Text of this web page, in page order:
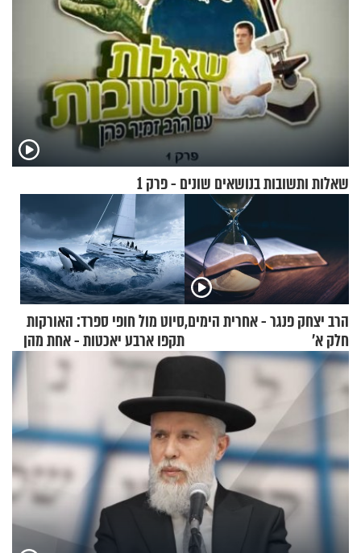
שאלות ותשובות בנושאים שונים - פרק 1
הרב יצחק פנגר - אחרית הימים,
חלק א’
סיוט מול חופי ספרד: האורקות
תקפו ארבע יאכטות - אחת מהן
טבעה